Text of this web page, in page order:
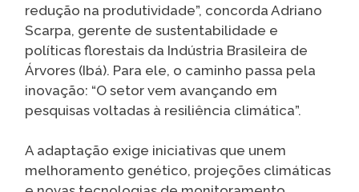
redução na produtividade”, concorda Adriano
Scarpa, gerente de sustentabilidade e
políticas florestais da Indústria Brasileira de
Árvores (Ibá). Para ele, o caminho passa pela
inovação: “O setor vem avançando em
pesquisas voltadas à resiliência climática”.
A adaptação exige iniciativas que unem
melhoramento genético, projeções climáticas